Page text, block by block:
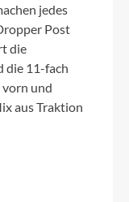
jedes
Post
die
die 11-fach
vorn und
aus Traktion